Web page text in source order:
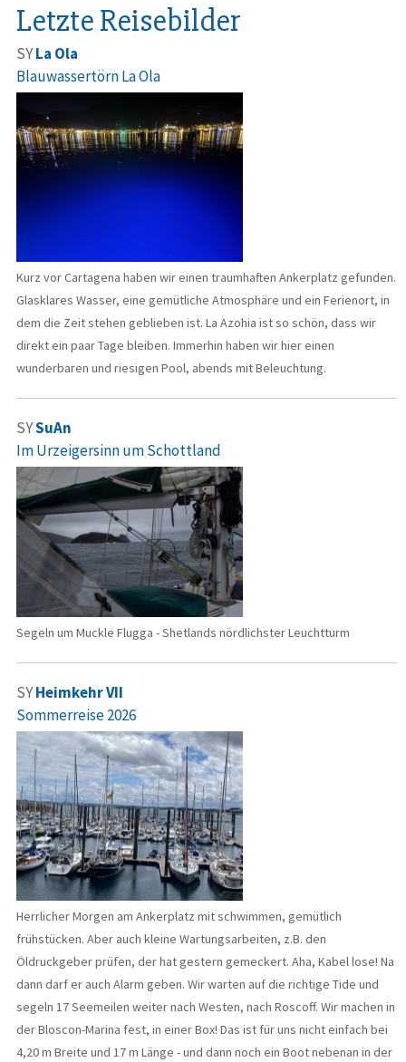
Letzte Reisebilder
SYLa Ola
Blauwassertörn La Ola
Kurz vor Cartagena haben wir einen traumhaften Ankerplatz gefunden.
Glasklares Wasser, eine gemütliche Atmosphäre und ein Ferienort, in
dem die Zeit stehen geblieben ist. La Azohia ist so schön, dass wir
direkt ein paar Tage bleiben. Immerhin haben wir hier einen
wunderbaren und riesigen Pool, abends mit Beleuchtung.
SYSuAn
Im Urzeigersinn um Schottland
Segeln um Muckle Flugga - Shetlands nördlichster Leuchtturm
SYHeimkehr VII
Sommerreise 2026
Herrlicher Morgen am Ankerplatz mit schwimmen, gemütlich
frühstücken. Aber auch kleine Wartungsarbeiten, z.B. den
Öldruckgeber prüfen, der hat gestern gemeckert. Aha, Kabel lose! Na
dann darf er auch Alarm geben. Wir warten auf die richtige Tide und
segeln 17 Seemeilen weiter nach Westen, nach Roscoff. Wir machen in
der Bloscon-Marina fest, in einer Box! Das ist für uns nicht einfach bei
4,20 m Breite und 17 m Länge - und dann noch ein Boot nebenan in der